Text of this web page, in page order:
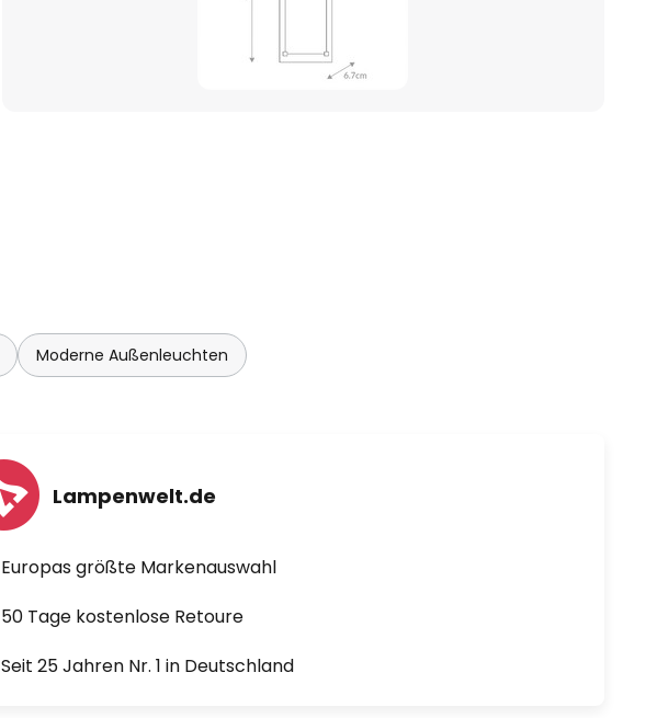
Moderne Außenleuchten
Lampenwelt.de
Europas größte Markenauswahl
50 Tage kostenlose Retoure
Seit 25 Jahren Nr. 1 in Deutschland